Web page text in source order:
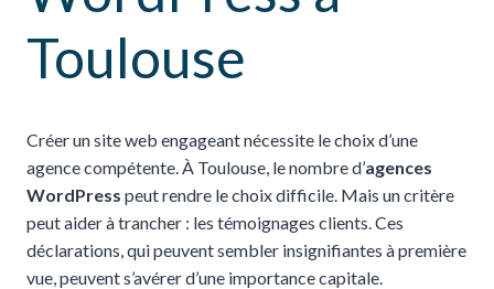
Toulouse
Créer un site web engageant nécessite le choix d’une
agence compétente. À Toulouse, le nombre d’agences
WordPress peut rendre le choix difficile. Mais un critère
peut aider à trancher : les témoignages clients. Ces
déclarations, qui peuvent sembler insignifiantes à première
vue, peuvent s’avérer d’une importance capitale.